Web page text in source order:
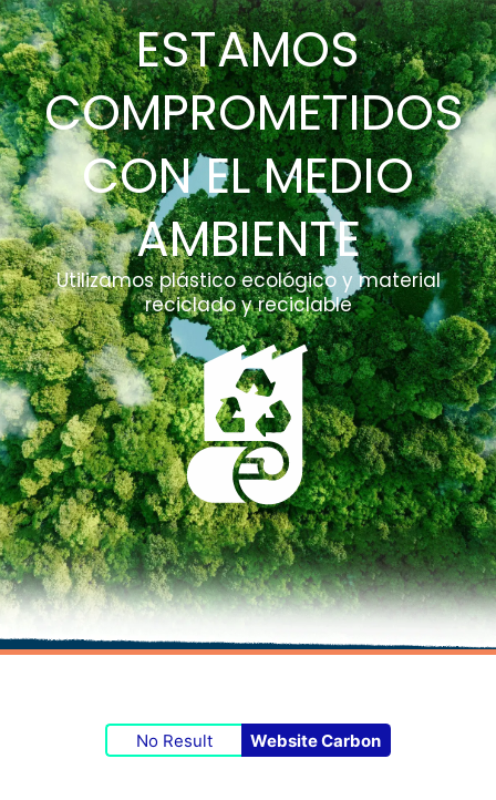
ESTAMOS
COMPROMETIDOS
CON EL MEDIO
AMBIENTE
Utilizamos plástico ecológico y material
reciclado y reciclable
No Result Website Carbon